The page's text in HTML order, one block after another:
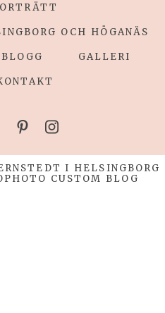
OCH HÖGANÄS
BLOGG GALLERI
I HELSINGBORG
CUSTOM BLOG